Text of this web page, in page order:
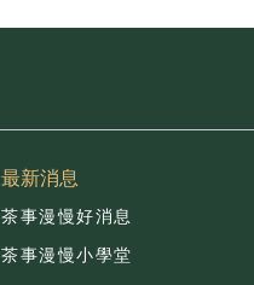
最新消息
茶事漫慢好消息
茶事漫慢小學堂